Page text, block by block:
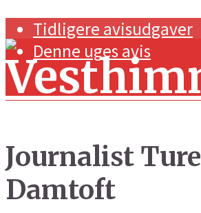
Tidligere avisudgaver
Denne uges avis
Forside
Journalist Ture
Damtoft